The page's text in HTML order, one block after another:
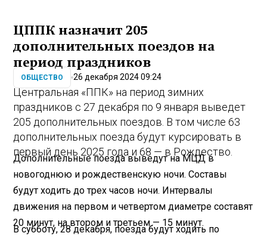
ЦППК назначит 205
дополнительных поездов на
период праздников
ОБЩЕСТВО 26 декабря 2024 09:24
Центральная «ППК» на период зимних
праздников с 27 декабря по 9 января выведет
205 дополнительных поездов. В том числе 63
дополнительных поезда будут курсировать в
первый день 2025 года и 68 — в Рождество.
Дополнительные поезда выведут на МЦД в
новогоднюю и рождественскую ночи. Составы
будут ходить до трех часов ночи. Интервалы
движения на первом и четвертом диаметре составят
20 минут, на втором и третьем — 15 минут.
В субботу, 28 декабря, поезда будут ходить по